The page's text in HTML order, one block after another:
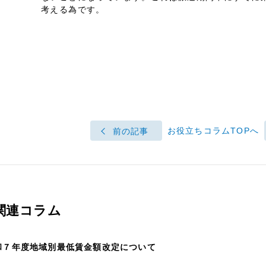
考える為です。
前の記事 お役立ちコラムTOPへ
連コラム
７年度地域別最低賃金額改定について